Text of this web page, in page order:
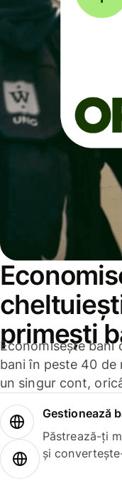
primești
Economisește bani
bani în peste 40 de
un singur cont,
Gestionează
Păstrează-ți
și